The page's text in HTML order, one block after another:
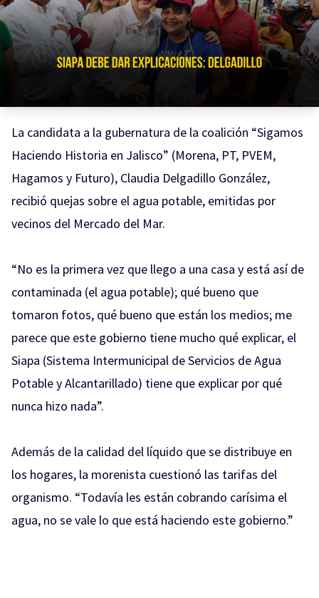
La candidata a la gubernatura de la coalición “Sigamos
Haciendo Historia en Jalisco” (Morena, PT, PVEM,
Hagamos y Futuro), Claudia Delgadillo González,
recibió quejas sobre el agua potable, emitidas por
vecinos del Mercado del Mar.
“No es la primera vez que llego a una casa y está así de
contaminada (el agua potable); qué bueno que
tomaron fotos, qué bueno que están los medios; me
parece que este gobierno tiene mucho qué explicar, el
Siapa (Sistema Intermunicipal de Servicios de Agua
Potable y Alcantarillado) tiene que explicar por qué
nunca hizo nada”.
Además de la calidad del líquido que se distribuye en
los hogares, la morenista cuestionó las tarifas del
organismo. “Todavía les están cobrando carísima el
agua, no se vale lo que está haciendo este gobierno.”